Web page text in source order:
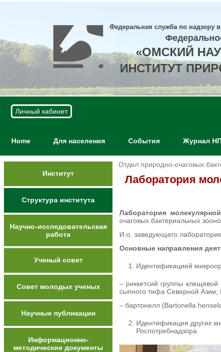
Федеральная служба по надзору
«ОМСКИЙ
ИНСТИТУТ
Личный кабинет
Home Для населения События Журнал
Институт
Структура института
Научно-исследовательская
работа
Ученый совет
Совет молодых ученых
Научные публикации
Информационно-
методические документы
Отдел природно-очаговых
Лаборатория
Лаборатория
очаговых бактериальных
И.о. заведующего
Основные направления
Идентификацией
– риккетсий группы клещевой
сыпного тифа Северной Азии;
– бартонелл (Bartonella
Идентификация других
Роспотребнадзора.